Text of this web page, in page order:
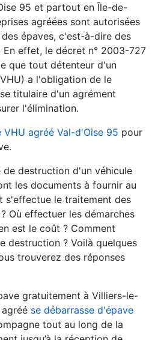
95 et partout en Île-de-
agréées sont autorisées
épaves, c'est-à-dire des
En effet, le décret n° 2003-727
que tout détenteur d'un
a l'obligation de le
titulaire d'un agrément
l'élimination.
VHU agréé Val-d'Oise 95 pour
de destruction d'un véhicule
les documents à fournir au
s'effectue le traitement des
Où effectuer les démarches
est le coût ? Comment
destruction ? Voilà quelques
trouverez des réponses
gratuitement à Villiers-le-
se débarrasse d'épave
tout au long de la